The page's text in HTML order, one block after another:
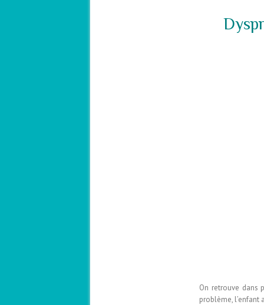
On retrouve dans
problème, l’enfant